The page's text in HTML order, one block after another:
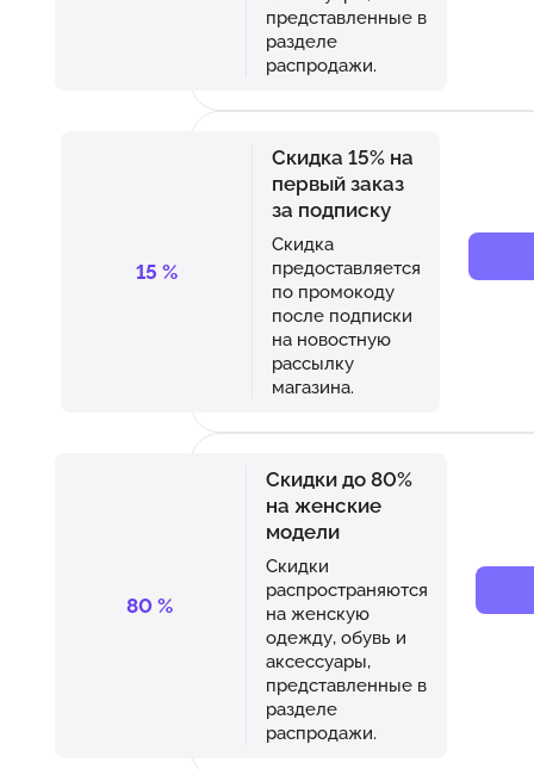
представленные в
разделе
распродажи.
15 %
Скидка 15% на
первый заказ
за подписку
Скидка
предоставляется
по промокоду
после подписки
на новостную
рассылку
магазина.
80 %
Скидки до 80%
на женские
модели
Скидки
распространяются
на женскую
одежду, обувь и
аксессуары,
представленные в
разделе
распродажи.